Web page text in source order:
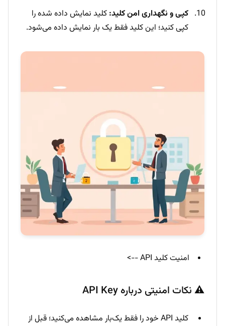
کپی و نگهداری امن کلید: کلید نمایش داده شده را
کپی کنید؛ این کلید فقط یک بار نمایش داده می‌شود.
امنیت کلید API -->
⚠️ نکات امنیتی درباره API Key
کلید API خود را فقط یک‌بار مشاهده می‌کنید؛ قبل از